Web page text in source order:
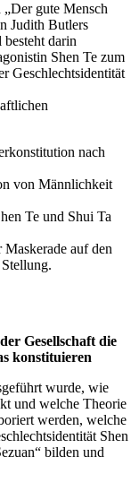
gute Mensch
Judith Butlers
darin
Shen Te zum
Geschlechtsidentität
nach
von Männlichkeit
Te und Shui Ta
auf den
Gesellschaft die
konstituieren
wurde, wie
und welche Theorie
werden, welche
Shen
bilden und